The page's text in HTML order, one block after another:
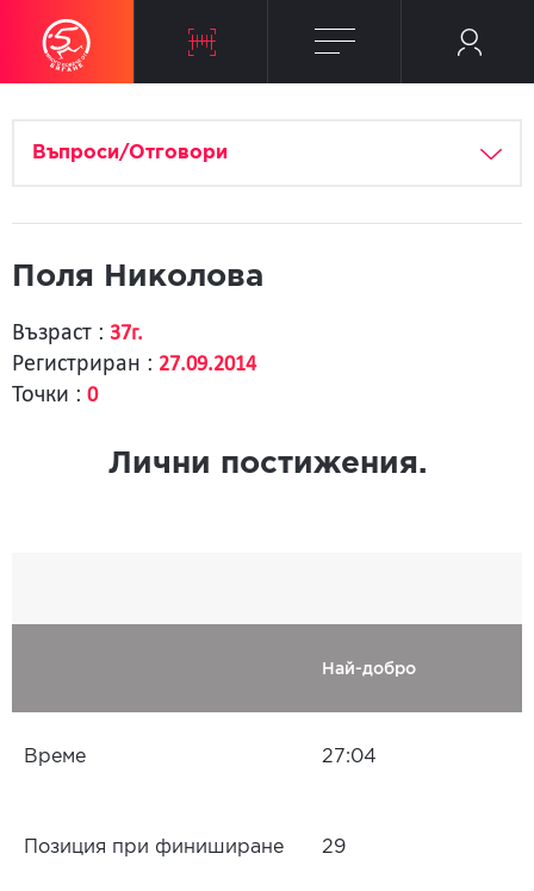
Въпроси/Отговори
Поля Николова
Възраст : 37г.
Регистриран : 27.09.2014
Точки : 0
Лични постижения.
Най-добро
Време 27:04
Позиция при финиширане 29